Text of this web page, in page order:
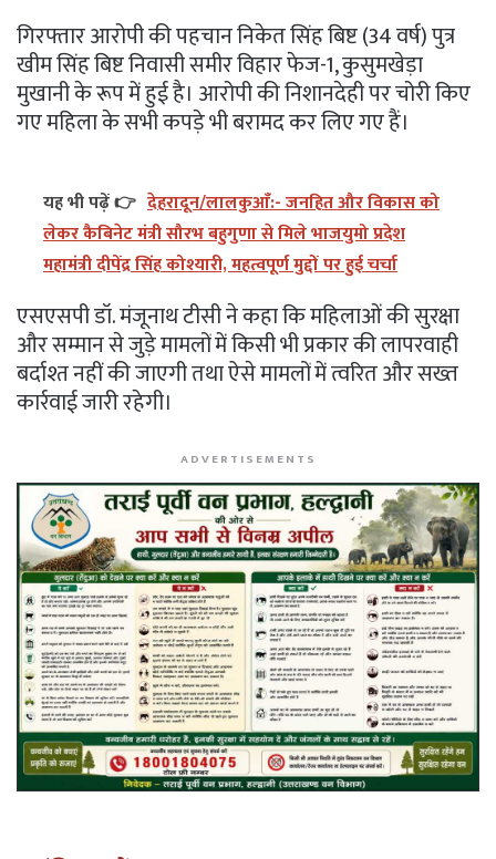
गिरफ्तार आरोपी की पहचान निकेत सिंह बिष्ट (34 वर्ष) पुत्र
खीम सिंह बिष्ट निवासी समीर विहार फेज-1, कुसुमखेड़ा
मुखानी के रूप में हुई है। आरोपी की निशानदेही पर चोरी किए
गए महिला के सभी कपड़े भी बरामद कर लिए गए हैं।
यह भी पढ़ें 👉 देहरादून/लालकुआँ:- जनहित और विकास को
लेकर कैबिनेट मंत्री सौरभ बहुगुणा से मिले भाजयुमो प्रदेश
महामंत्री दीपेंद्र सिंह कोश्यारी, महत्वपूर्ण मुद्दों पर हुई चर्चा
एसएसपी डॉ. मंजूनाथ टीसी ने कहा कि महिलाओं की सुरक्षा
और सम्मान से जुड़े मामलों में किसी भी प्रकार की लापरवाही
बर्दाश्त नहीं की जाएगी तथा ऐसे मामलों में त्वरित और सख्त
कार्रवाई जारी रहेगी।
ADVERTISEMENTS